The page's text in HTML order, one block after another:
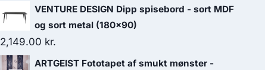
VENTURE DESIGN Dipp spisebord - sort MDF
og sort metal (180x90)
2,149.00 kr.
ARTGEIST Fototapet af smukt mønster -